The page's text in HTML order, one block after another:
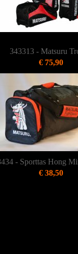
343313 - Matsuru
€ 75,90
- Sporttas Hong
€ 38,50